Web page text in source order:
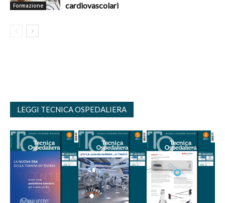
Formazione
cardiovascolari
LEGGI TECNICA OSPEDALIERA